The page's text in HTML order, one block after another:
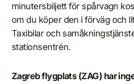
minutersbiljett för spårvagn
om du köper den i förväg och
Taxibilar och
stationsentrén.
Zagreb flygplats (ZAG) har